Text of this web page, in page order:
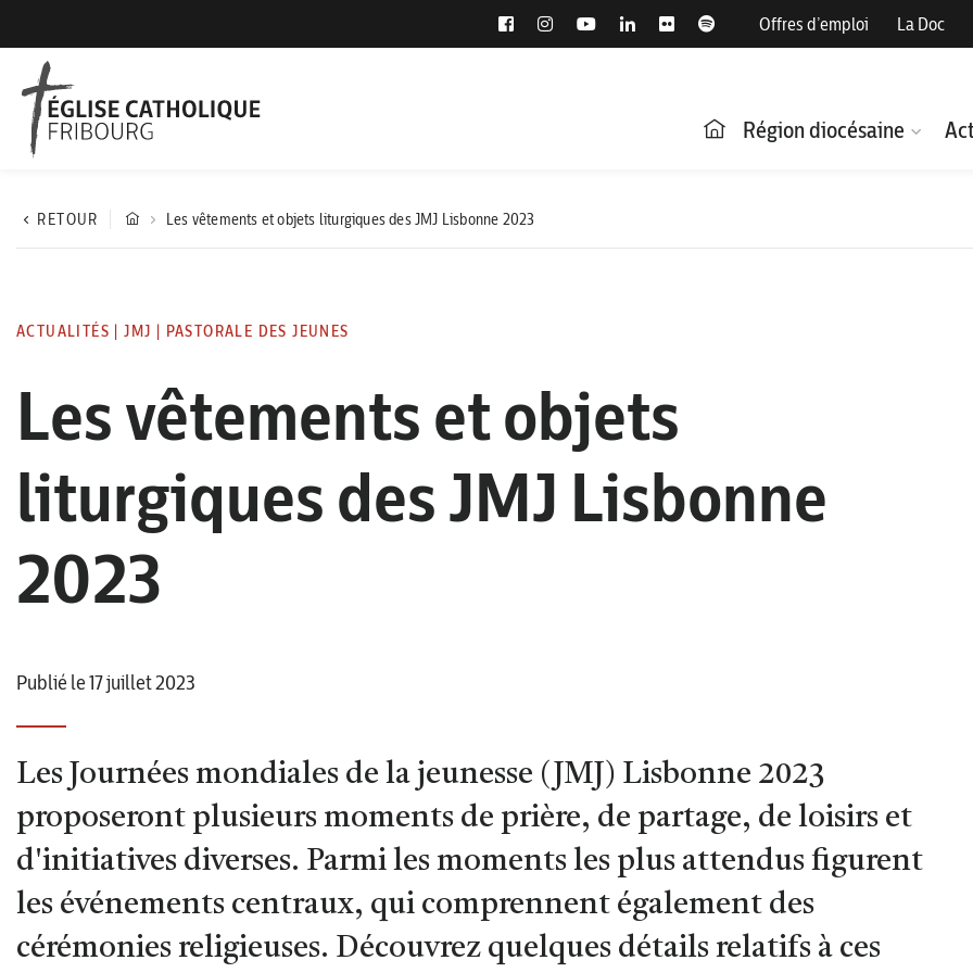
Offres d’emploi La Doc
Région diocésaine
RETOUR Les vêtements et objets liturgiques des JMJ Lisbonne 2023
ACTUALITÉS |JMJ | PASTORALE DES JEUNES
Les vêtements et objets
liturgiques des JMJ Lisbonne
2023
Publié le 17 juillet 2023
Les Journées mondiales de la jeunesse (JMJ) Lisbonne 2023
proposeront plusieurs moments de prière, de partage, de loisirs et
d'initiatives diverses. Parmi les moments les plus attendus figurent
les événements centraux, qui comprennent également des
cérémonies religieuses. Découvrez quelques détails relatifs à ces